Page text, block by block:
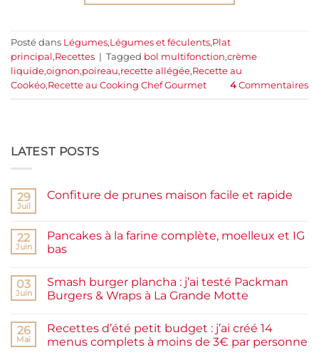
Posté dans Légumes,Légumes et féculents,Plat
principal ,Recettes | Tagged bol multifonction,crème
liquide,oignon,poireau,recette allégée,Recette au
Cookéo,Recette au Cooking Chef Gourmet 4 Commentaires
LATEST POSTS
29
Juil
Confiture de prunes maison facile et rapide
Confiture
de
prunes
et
rapide
22
Juin
Pancakes à la farine complète, moelleux et IG
bas
sur
Pancakes
à
complète,
moelleux
et
03
Juin
Smash burger plancha : j’ai testé Packman
Burgers & Wraps à La Grande Motte
sur
Smash
burger
26
Mai
Recettes d’été petit budget : j’ai créé 14
menus complets à moins de 3€ par personne